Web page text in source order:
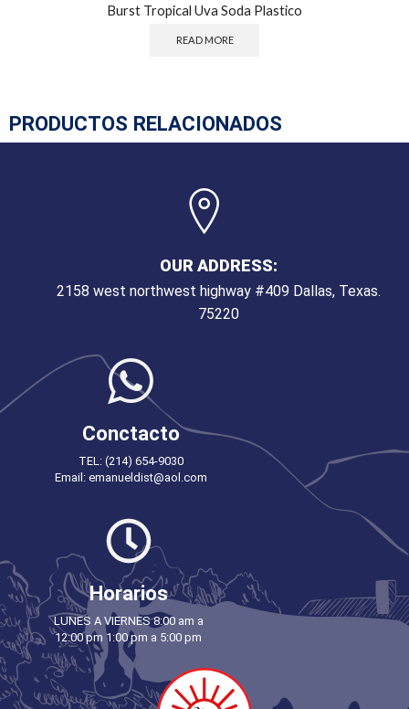
Burst Tropical Uva Soda Plastico
READ MORE
PRODUCTOS RELACIONADOS
OUR ADDRESS:
2158 west northwest highway #409 Dallas, Texas.
75220
Conctacto
TEL: (214) 654-9030
Email: emanueldist@aol.com
Horarios
LUNES A VIERNES 8:00 am a
12:00 pm 1:00 pm a 5:00 pm